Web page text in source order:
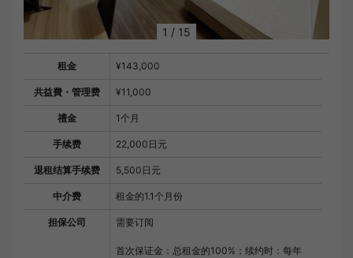
1 / 15
租金 ¥143,000
共益費・管理费 ¥11,000
禮金 1个月
手续费 22,000日元
退租结算手续费 5,500日元
中介费 租金的1.1个月份
担保公司 需要订阅
首次保证金：总租金的100%；续约时：每年